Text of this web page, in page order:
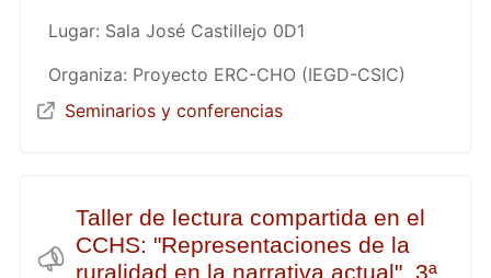
Lugar: Sala José Castillejo 0D1
Organiza: Proyecto ERC-CHO (IEGD-CSIC)
Seminarios y conferencias
Taller de lectura compartida en el
CCHS: "Representaciones de la
ruralidad en la narrativa actual", 3ª